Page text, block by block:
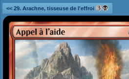
<< 29. Arachne, tisseuse de l'effroi